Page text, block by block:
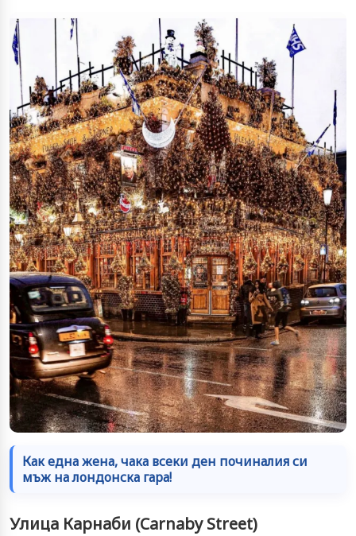
Как една жена, чака всеки ден починалия си
мъж на лондонска гара!
Улица Карнаби (Carnaby Street)